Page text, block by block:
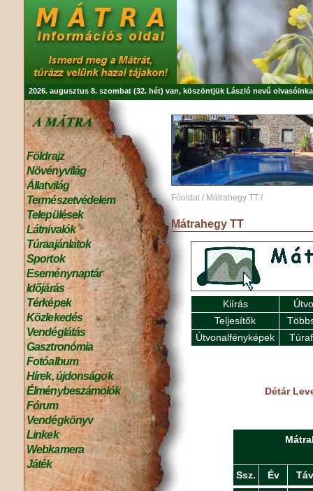
2026. augusztus 8. szombat (32. hét) van, köszöntjük László nevű
Földrajz
Növényvilág
Állatvilág
Természetvédelem
Települések
Látnivalók
Túraajánlatok
Sportok
Eseménynaptár
Időjárás
Térképek
Közlekedés
Vendéglátás
Gasztronómia
Fotóalbum
Hírek, újdonságok
Élménybeszámolók
Fórum
Vendégkönyv
Linkek
Webkamera
Játék
Főoldal / Mátrahegy TT /
Mátrahegy TT
Kiírás
Teljesítők
Útvonalfényképek
Détár
Ssz. Év Táv